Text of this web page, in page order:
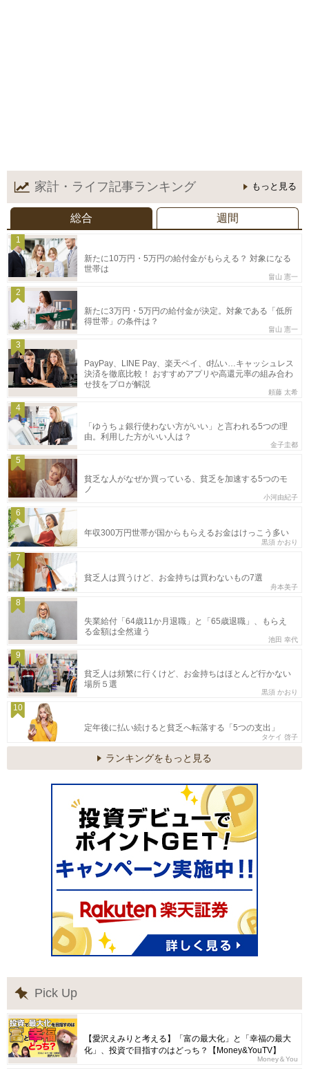
家計・ライフ記事ランキング もっと見る
総合 週間
1
新たに10万円・5万円の給付金がもらえる？ 対象になる
世帯は
畠山 憲一
2
新たに3万円・5万円の給付金が決定。対象である「低所
得世帯」の条件は？
畠山 憲一
3
PayPay、LINE Pay、楽天ペイ、d払い…キャッシュレス
決済を徹底比較！ おすすめアプリや高還元率の組み合わ
せ技をプロが解説
頼藤 太希
4
「ゆうちょ銀行使わない方がいい」と言われる5つの理
由。利用した方がいい人は？
金子圭都
5
貧乏な人がなぜか買っている、貧乏を加速する5つのモ
ノ
小河由紀子
6
年収300万円世帯が国からもらえるお金はけっこう多い
黒須 かおり
7
貧乏人は買うけど、お金持ちは買わないもの7選
舟本美子
8
失業給付「64歳11か月退職」と「65歳退職」、もらえ
る金額は全然違う
池田 幸代
9
貧乏人は頻繁に行くけど、お金持ちはほとんど行かない
場所５選
黒須 かおり
10
定年後に払い続けると貧乏へ転落する「5つの支出」
タケイ 啓子
ランキングをもっと見る
Pick Up
【愛沢えみりと考える】「富の最大化」と「幸福の最大
化」、投資で目指すのはどっち？【Money&YouTV】
Money＆You